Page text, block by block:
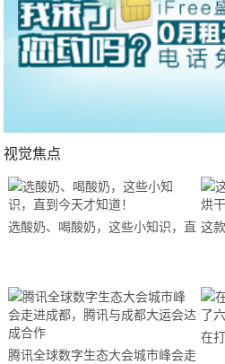
视觉焦点
选酸奶、喝酸奶，这些小知识，直 这
腾讯全球数字生态大会城市峰会走
在